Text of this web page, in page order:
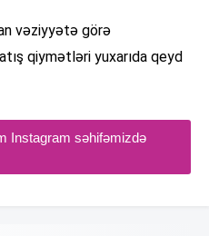
vəziyyətə görə
qiymətləri yuxarıda qeyd
Instagram səhifəmizdə